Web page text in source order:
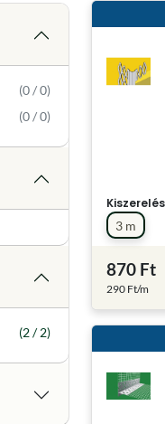
(0 / 0)
(0 / 0)
(2 / 2)
3 m
870 Ft
290 Ft/m